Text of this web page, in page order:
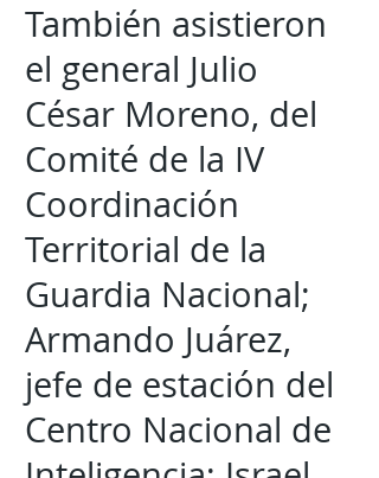
También asistieron
el general Julio
César Moreno, del
Comité de la IV
Coordinación
Territorial de la
Guardia Nacional;
Armando Juárez,
jefe de estación del
Centro Nacional de